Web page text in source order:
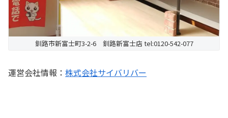
釧路市新富士町3-2-6 釧路新富士店 tel:0120-542-077
運営会社情報： 株式会社サイバリバー